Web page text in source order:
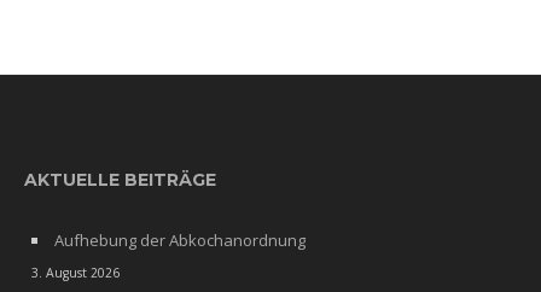
AKTUELLE BEITRÄGE
Aufhebung der Abkochanordnung
3. August 2026